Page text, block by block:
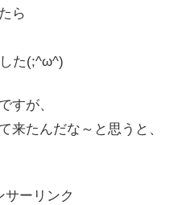
ら
た(;^ω^)
すが、
来たんだな～と思うと、
サーリンク